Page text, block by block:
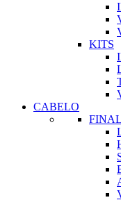
KITS
CABELO